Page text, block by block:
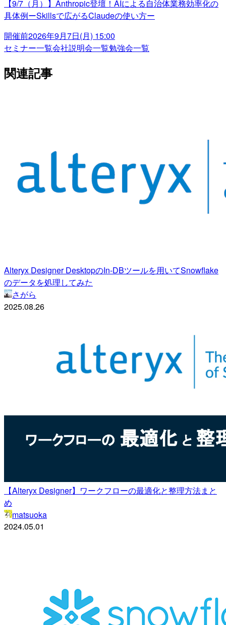
【9/7（月）】Anthropic登壇！AIによる自治体業務効率化の
具体例ーSkillsで広がるClaudeの使い方ー
開催前2026年9月7日(月) 15:00
セミナー一覧会社説明会一覧勉強会一覧
関連記事
Alteryx Designer DesktopのIn-DBツールを用いてSnowflake
のデータを処理してみた
さがら
2025.08.26
【Alteryx Designer】ワークフローの最適化と整理方法まと
め
matsuoka
2024.05.01